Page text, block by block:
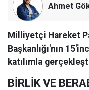
Ahmet
Milliyetçi Hareket
Başkanlığı'nın
katılımla
BİRLİK VE